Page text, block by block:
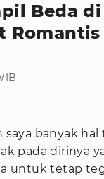
Beda
Romantis
banyak
pada dirinya
untuk tetap